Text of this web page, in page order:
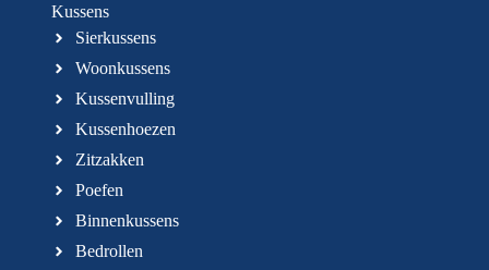
Kussens
Sierkussens
Woonkussens
Kussenvulling
Kussenhoezen
Zitzakken
Poefen
Binnenkussens
Bedrollen